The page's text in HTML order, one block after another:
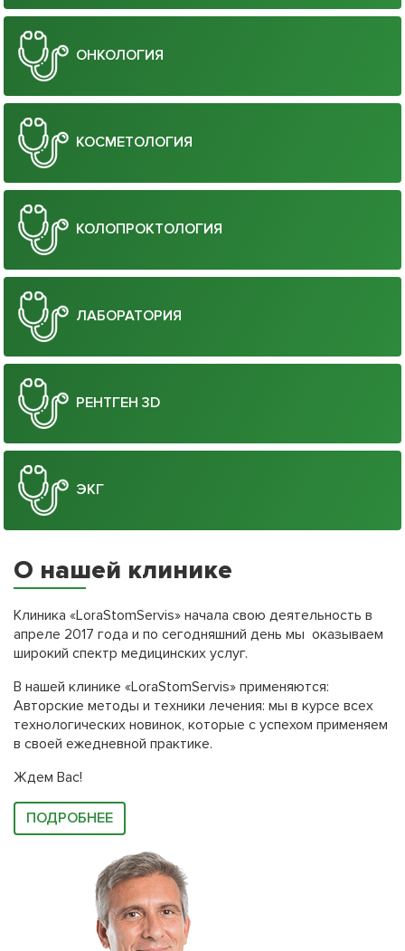
ОНКОЛОГИЯ
КОСМЕТОЛОГИЯ
КОЛОПРОКТОЛОГИЯ
ЛАБОРАТОРИЯ
РЕНТГЕН 3D
ЭКГ
О нашей клинике
Клиника «LoraStomServis» начала свою деятельность в
апреле 2017 года и по сегодняшний день мы оказываем
широкий спектр медицинских услуг.
В нашей клинике «LoraStomServis» применяются:
Авторские методы и техники лечения: мы в курсе всех
технологических новинок, которые с успехом применяем
в своей ежедневной практике.
Ждем Вас!
ПОДРОБНЕЕ